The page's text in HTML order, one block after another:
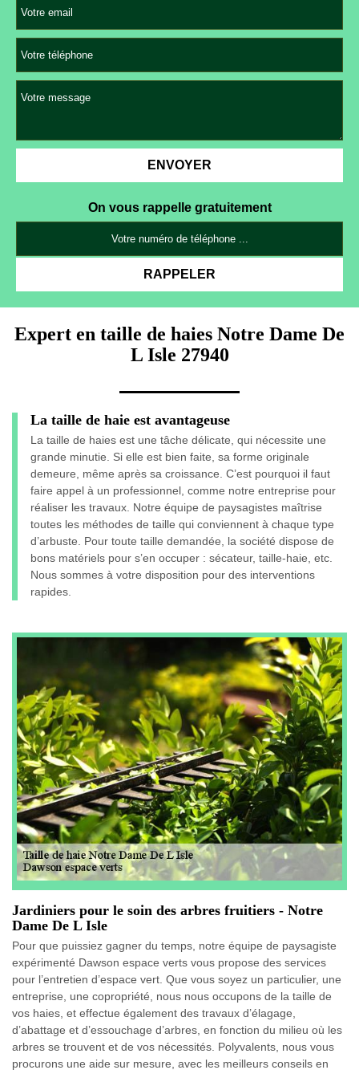
On vous rappelle gratuitement
Expert en taille de haies Notre Dame De
L Isle 27940
La taille de haie est avantageuse
La taille de haies est une tâche délicate, qui nécessite une
grande minutie. Si elle est bien faite, sa forme originale
demeure, même après sa croissance. C’est pourquoi il faut
faire appel à un professionnel, comme notre entreprise pour
réaliser les travaux. Notre équipe de paysagistes maîtrise
toutes les méthodes de taille qui conviennent à chaque type
d’arbuste. Pour toute taille demandée, la société dispose de
bons matériels pour s’en occuper : sécateur, taille-haie, etc.
Nous sommes à votre disposition pour des interventions
rapides.
Jardiniers pour le soin des arbres fruitiers - Notre
Dame De L Isle
Pour que puissiez gagner du temps, notre équipe de paysagiste
expérimenté Dawson espace verts vous propose des services
pour l’entretien d’espace vert. Que vous soyez un particulier, une
entreprise, une copropriété, nous nous occupons de la taille de
vos haies, et effectue également des travaux d’élagage,
d’abattage et d’essouchage d’arbres, en fonction du milieu où les
arbres se trouvent et de vos nécessités. Polyvalents, nous vous
procurons une aide sur mesure, avec les meilleurs conseils en